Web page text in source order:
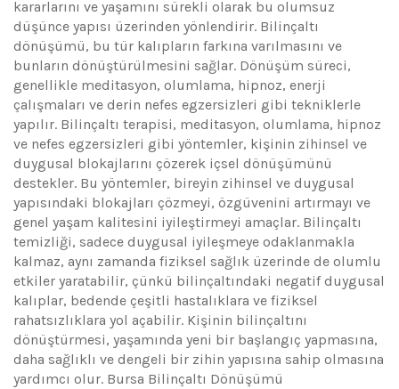
kararlarını ve yaşamını sürekli olarak bu olumsuz
düşünce yapısı üzerinden yönlendirir. Bilinçaltı
dönüşümü, bu tür kalıpların farkına varılmasını ve
bunların dönüştürülmesini sağlar. Dönüşüm süreci,
genellikle meditasyon, olumlama, hipnoz, enerji
çalışmaları ve derin nefes egzersizleri gibi tekniklerle
yapılır. Bilinçaltı terapisi, meditasyon, olumlama, hipnoz
ve nefes egzersizleri gibi yöntemler, kişinin zihinsel ve
duygusal blokajlarını çözerek içsel dönüşümünü
destekler. Bu yöntemler, bireyin zihinsel ve duygusal
yapısındaki blokajları çözmeyi, özgüvenini artırmayı ve
genel yaşam kalitesini iyileştirmeyi amaçlar. Bilinçaltı
temizliği, sadece duygusal iyileşmeye odaklanmakla
kalmaz, aynı zamanda fiziksel sağlık üzerinde de olumlu
etkiler yaratabilir, çünkü bilinçaltındaki negatif duygusal
kalıplar, bedende çeşitli hastalıklara ve fiziksel
rahatsızlıklara yol açabilir. Kişinin bilinçaltını
dönüştürmesi, yaşamında yeni bir başlangıç yapmasına,
daha sağlıklı ve dengeli bir zihin yapısına sahip olmasına
yardımcı olur. Bursa Bilinçaltı Dönüşümü